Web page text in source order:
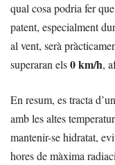
qual cosa podria fer
patent, especialment
al vent, serà
superaran els0 km/h,
En resum, es tracta
amb les altes
mantenir-se hidratat,
hores de màxima